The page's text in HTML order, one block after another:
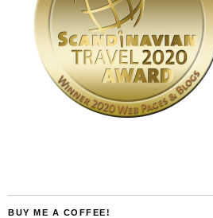
BUY ME A COFFEE!